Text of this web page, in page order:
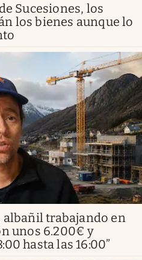
Sucesiones, los
los bienes aunque lo
albañil trabajando en
unos 6.200€ y
hasta las 16:00”